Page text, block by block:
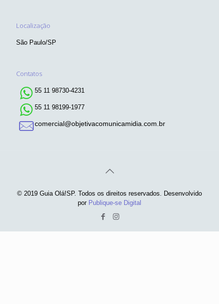
Localização
São Paulo/SP
Contatos
55 11 98730-4231
55 11 98199-1977
comercial@objetivacomunicamidia.com.br
© 2019 Guia Olá!SP. Todos os direitos reservados. Desenvolvido
por Publique-se Digital